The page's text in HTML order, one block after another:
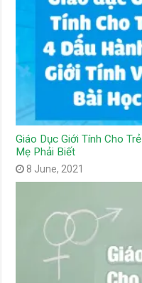
Giáo Dục Giới Tính Cho
Mẹ Phải Biết
8 June, 2021